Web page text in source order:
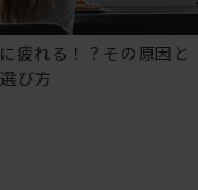
疲れる！？その原因と
び方